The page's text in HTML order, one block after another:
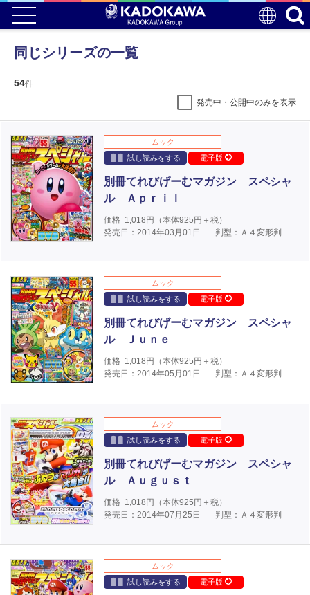
同じシリーズの一覧
54件
発売中・公開中のみを表示
ムック
試し読みをする
電子版
別冊てれびげーむマガジン スペシャ
ル Ａｐｒｉｌ
価格 1,018円（本体925円＋税）
発売日：2014年03月01日
判型：Ａ４変形判
ムック
試し読みをする
電子版
別冊てれびげーむマガジン スペシャ
ル Ｊｕｎｅ
価格 1,018円（本体925円＋税）
発売日：2014年05月01日
判型：Ａ４変形判
ムック
試し読みをする
電子版
別冊てれびげーむマガジン スペシャ
ル Ａｕｇｕｓｔ
価格 1,018円（本体925円＋税）
発売日：2014年07月25日
判型：Ａ４変形判
ムック
試し読みをする
電子版